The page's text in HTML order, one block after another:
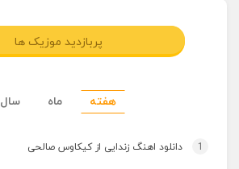
پربازدید موزیک ها
هفته ماه سال
1 دانلود اهنگ زندایی از کیکاوس صالحی